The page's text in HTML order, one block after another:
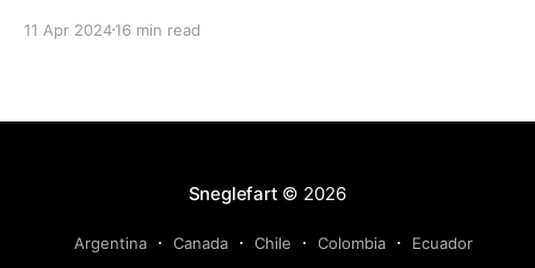
om morgenen. 2. februar 2024 Ligesom i går. Ranveg
11 Apr 202416 min read
Sneglefart © 2026
Argentina Canada Chile Colombia
Ecuador